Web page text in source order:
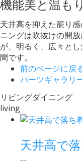
機能美と温も
天井高を抑えた籠り
ニングは吹抜けの開
が、明るく、広々と
間です。
前のページに戻
パーツギャラリ
リビングダイニング
living
天井高で